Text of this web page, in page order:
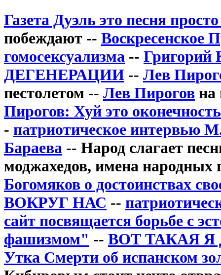
Газета Дуэль это песня
побеждают -- Воскресенское
гомосексуализма --
ДЕГЕНЕРАЦИИ -- Лев
пестолетом -- Лев Пирогов на
Пирогов: Хуй это
- патриотическое интервью
Бараева -- Народ слагает
моджахедов, имена народных
Богомяков о достоинствах
ВОКРУГ НАС --
сайт посвящается борьбе с
фашизмом" -- ВОТ ТАКАЯ
Утка Смерти об испанском